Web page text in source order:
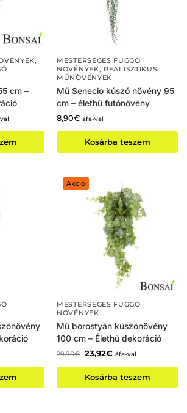
,
cm –
MESTERSÉGES FÜGGŐ
NÖVÉNYEK, REALISZTIKUS
MŰNÖVÉNYEK
Mű Senecio kúszó növény 95
cm – élethű futónövény
8,90€ áfa-val
Kosárba teszem
Akció
MESTERSÉGES FÜGGŐ
NÖVÉNYEK
Mű borostyán kúszónövény
100 cm – Élethű dekoráció
29,90€ 23,92€ áfa-val
Kosárba teszem